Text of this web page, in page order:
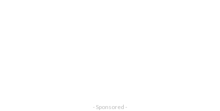
- Sponsored -